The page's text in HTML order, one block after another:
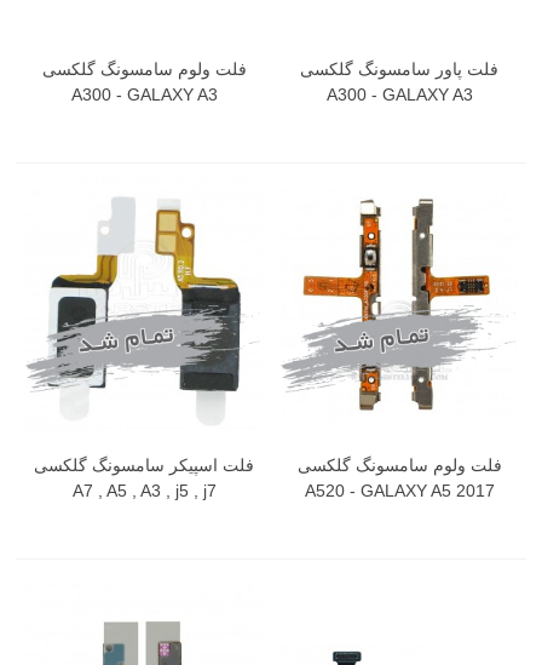
فلت پاور سامسونگ گلکسی
A300 - GALAXY A3
فلت ولوم سامسونگ گلکسی
A300 - GALAXY A3
فلت ولوم سامسونگ گلکسی
A520 - GALAXY A5 2017
فلت اسپیکر سامسونگ گلکسی
A7 , A5 , A3 , j5 , j7